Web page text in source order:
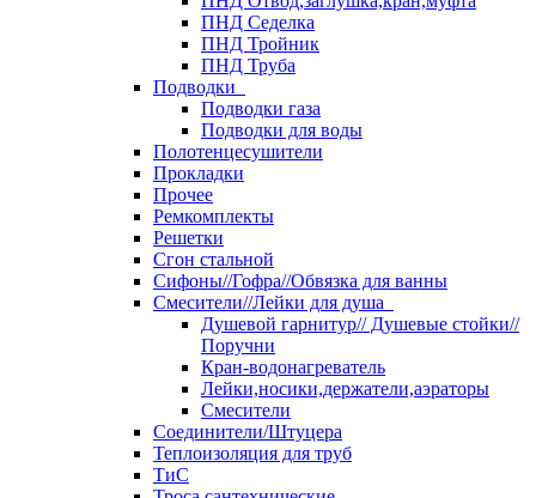
ПНД Седелка
ПНД Тройник
ПНД Труба
Подводки
Подводки газа
Подводки для воды
Полотенцесушители
Прокладки
Прочее
Ремкомплекты
Решетки
Сгон стальной
Сифоны//Гофра//Обвязка для ванны
Смесители//Лейки для душа
Душевой гарнитур// Душевые стойки//
Поручни
Кран-водонагреватель
Лейки,носики,держатели,аэраторы
Смесители
Соединители/Штуцера
Теплоизоляция для труб
ТиС